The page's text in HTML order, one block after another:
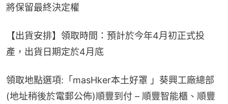
將保留最終決定權
【出貨安排】領取時間：預計於今年4月初正式投
產，出貨日期定於4月底
領取地點選項:「masHker本土好罩 」葵興工廠總部
(地址稍後於電郵公佈)順豐到付 – 順豐智能櫃、順豐